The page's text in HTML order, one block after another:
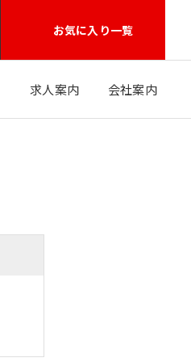
お気に入り一覧
求人案内 会社案内